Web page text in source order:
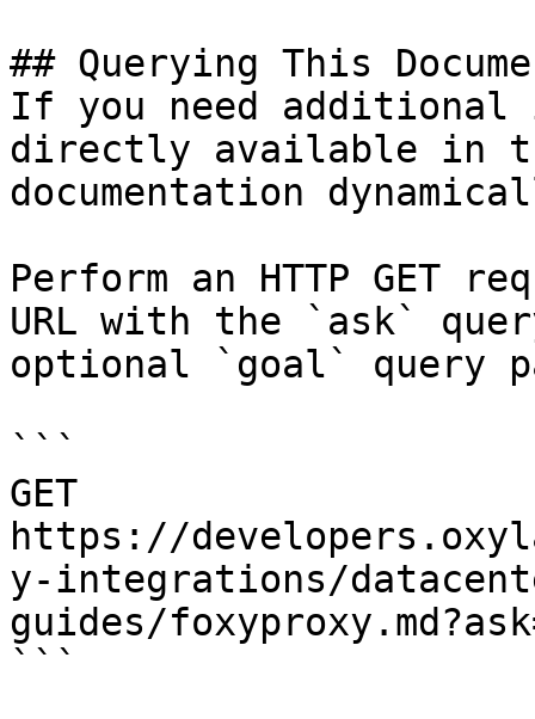
## Querying This
If you need
directly available in
documentation
Perform an HTTP GET
URL with the `ask`
optional `goal` query
```
GET
https://
y-integrations/
guides/
```